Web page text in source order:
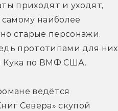
приходят и уходят,
наиболее
старые персонажи.
прототипами для них
Кука по ВМФ США.
ведётся
Севера» скупой